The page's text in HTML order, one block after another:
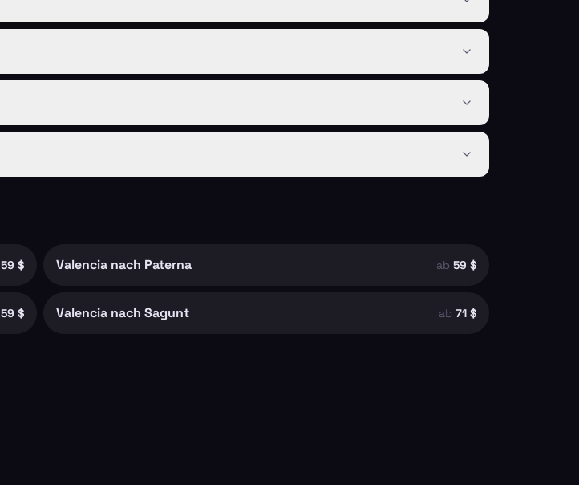
59 $ Valencia nach Paterna ab 59 $
59 $ Valencia nach Sagunt ab 71 $